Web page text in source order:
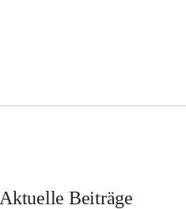
Aktuelle Beiträge